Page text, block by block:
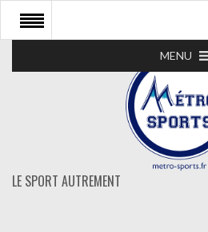
LE SPORT AUTREMENT
MENU